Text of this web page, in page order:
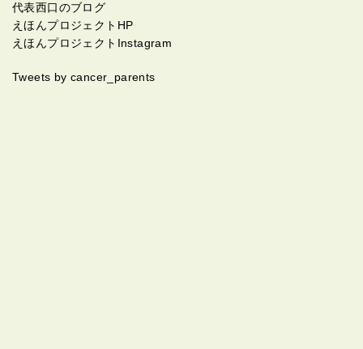
代表西口のブログ
えほんプロジェクトHP
えほんプロジェクトInstagram
Tweets by cancer_parents